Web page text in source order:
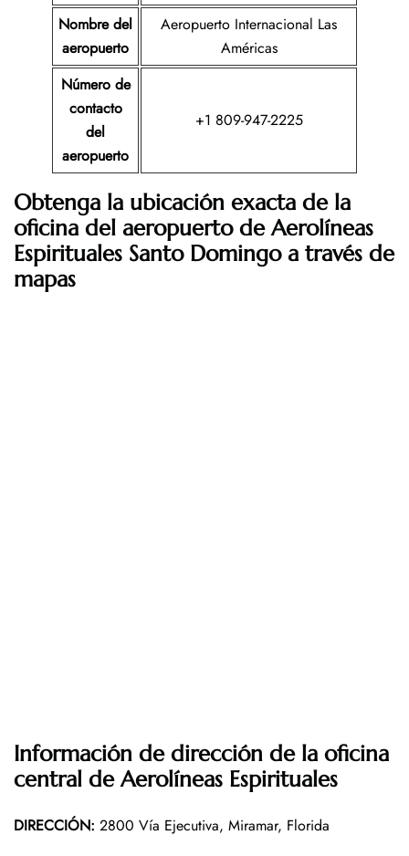
Nombre del
aeropuerto
Aeropuerto Internacional Las
Américas
Número de
contacto
del
aeropuerto
+1 809-947-2225
Obtenga la ubicación exacta de la
oficina del aeropuerto de Aerolíneas
Espirituales Santo Domingo a través de
mapas
Información de dirección de la oficina
central de Aerolíneas Espirituales
DIRECCIÓN: 2800 Vía Ejecutiva, Miramar, Florida